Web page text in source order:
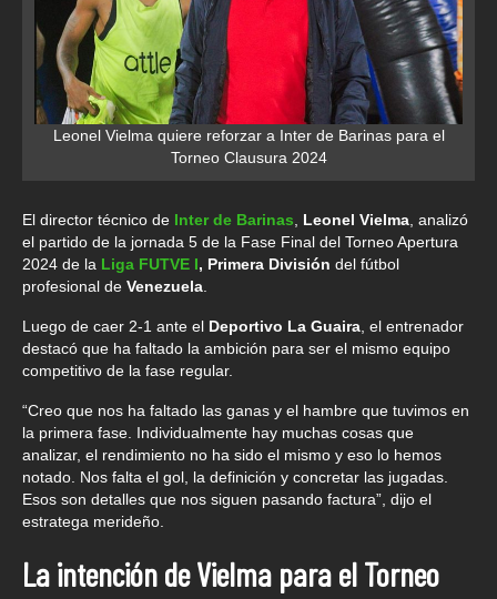
Leonel Vielma quiere reforzar a Inter de Barinas para el
Torneo Clausura 2024
El director técnico de Inter de Barinas, Leonel Vielma, analizó
el partido de la jornada 5 de la Fase Final del Torneo Apertura
2024 de la Liga FUTVE I, Primera División del fútbol
profesional de Venezuela.
Luego de caer 2-1 ante el Deportivo La Guaira, el entrenador
destacó que ha faltado la ambición para ser el mismo equipo
competitivo de la fase regular.
“Creo que nos ha faltado las ganas y el hambre que tuvimos en
la primera fase. Individualmente hay muchas cosas que
analizar, el rendimiento no ha sido el mismo y eso lo hemos
notado. Nos falta el gol, la definición y concretar las jugadas.
Esos son detalles que nos siguen pasando factura”, dijo el
estratega merideño.
La intención de Vielma para el Torneo